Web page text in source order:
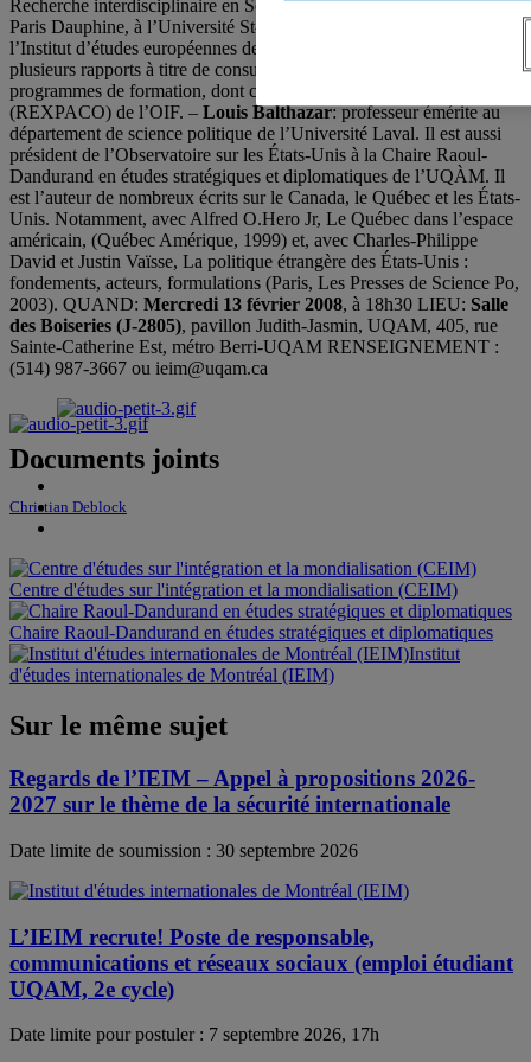
Recherche interdisciplinaire en Sciences sociales de, Université
Paris Dauphine, à l’Université St-Joseph de Beyrouth, ainsi qu’à
l’Institut d’études européennes de l’ULB. Il a également rédigé
plusieurs rapports à titre de consultant et participé à de nombreux
programmes de formation, dont celui en formation commerciale
(REXPACO) de l’OIF. – Louis Balthazar: professeur émérite au
département de science politique de l’Université Laval. Il est aussi
président de l’Observatoire sur les États-Unis à la Chaire Raoul-
Dandurand en études stratégiques et diplomatiques de l’UQÀM. Il
est l’auteur de nombreux écrits sur le Canada, le Québec et les États-
Unis. Notamment, avec Alfred O.Hero Jr, Le Québec dans l’espace
américain, (Québec Amérique, 1999) et, avec Charles-Philippe
David et Justin Vaïsse, La politique étrangère des États-Unis :
fondements, acteurs, formulations (Paris, Les Presses de Science Po,
2003). QUAND: Mercredi 13 février 2008, à 18h30 LIEU: Salle
des Boiseries (J-2805), pavillon Judith-Jasmin, UQAM, 405, rue
Sainte-Catherine Est, métro Berri-UQAM RENSEIGNEMENT :
(514) 987-3667 ou ieim@uqam.ca
Documents joints
Christian Deblock
Centre d'études sur l'intégration et la mondialisation (CEIM)
Chaire Raoul-Dandurand en études stratégiques et diplomatiques
Institut
d'études internationales de Montréal (IEIM)
Sur le même sujet
Regards de l’IEIM – Appel à propositions 2026-
2027 sur le thème de la sécurité internationale
Date limite de soumission : 30 septembre 2026
L’IEIM recrute! Poste de responsable,
communications et réseaux sociaux (emploi étudiant
UQAM, 2e cycle)
Date limite pour postuler : 7 septembre 2026, 17h